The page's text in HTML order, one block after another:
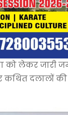
को लेकर जारी
कथित दलालों की